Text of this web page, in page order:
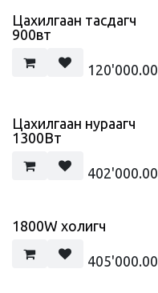
Цахилгаан тасдагч
900вт
120'000.00
Цахилгаан нураагч
1300Вт
402'000.00
1800W холигч
405'000.00